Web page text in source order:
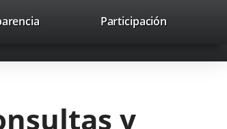
Enlace
una
Buscar Participación
y